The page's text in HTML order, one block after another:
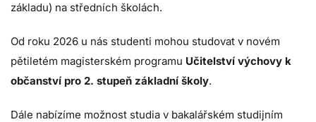
základu) na středních školách.
Od roku 2026 u nás studenti mohou studovat v novém
pětiletém magisterském programu Učitelství výchovy k
občanství pro 2. stupeň základní školy.
Dále nabízíme možnost studia v bakalářském studijním